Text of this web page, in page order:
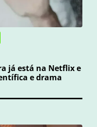
já está na Netflix e
e drama